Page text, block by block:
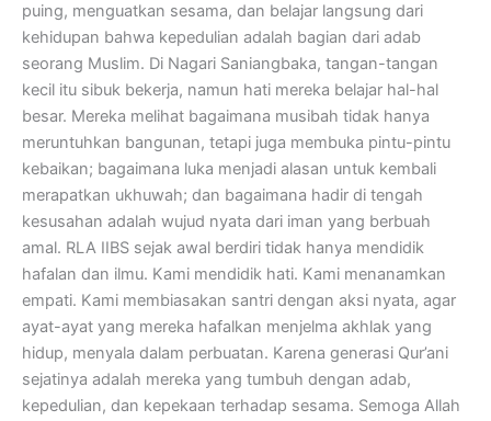
puing, menguatkan sesama, dan belajar langsung dari
kehidupan bahwa kepedulian adalah bagian dari adab
seorang Muslim. Di Nagari Saniangbaka, tangan-tangan
kecil itu sibuk bekerja, namun hati mereka belajar hal-hal
besar. Mereka melihat bagaimana musibah tidak hanya
meruntuhkan bangunan, tetapi juga membuka pintu-pintu
kebaikan; bagaimana luka menjadi alasan untuk kembali
merapatkan ukhuwah; dan bagaimana hadir di tengah
kesusahan adalah wujud nyata dari iman yang berbuah
amal. RLA IIBS sejak awal berdiri tidak hanya mendidik
hafalan dan ilmu. Kami mendidik hati. Kami menanamkan
empati. Kami membiasakan santri dengan aksi nyata, agar
ayat-ayat yang mereka hafalkan menjelma akhlak yang
hidup, menyala dalam perbuatan. Karena generasi Qur’ani
sejatinya adalah mereka yang tumbuh dengan adab,
kepedulian, dan kepekaan terhadap sesama. Semoga Allah